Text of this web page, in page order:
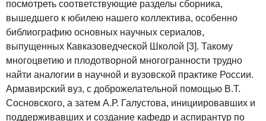
посмотреть соответствующие разделы сборника,
вышедшего к юбилею нашего коллектива, особенно
библиографию основных научных сериалов,
выпущенных Кавказоведческой Школой [3]. Такому
многоцветию и плодотворной многогранности трудно
найти аналогии в научной и вузовской практике России.
Армавирский вуз, с доброжелательной помощью В.Т.
Сосновского, а затем А.Р. Галустова, инициировавших и
поддерживавших и создание кафедр и аспирантур по